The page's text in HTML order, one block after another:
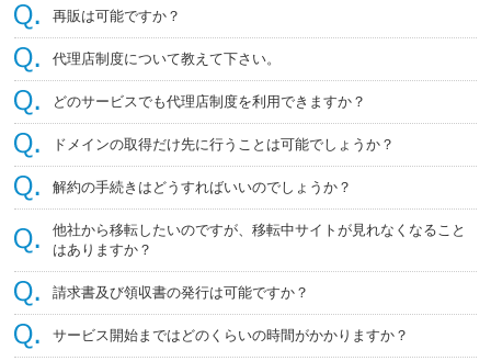
再販は可能ですか？
代理店制度について教えて下さい。
どのサービスでも代理店制度を利用できますか？
ドメインの取得だけ先に行うことは可能でしょうか？
解約の手続きはどうすればいいのでしょうか？
他社から移転したいのですが、移転中サイトが見れなくなること
はありますか？
請求書及び領収書の発行は可能ですか？
サービス開始まではどのくらいの時間がかかりますか？